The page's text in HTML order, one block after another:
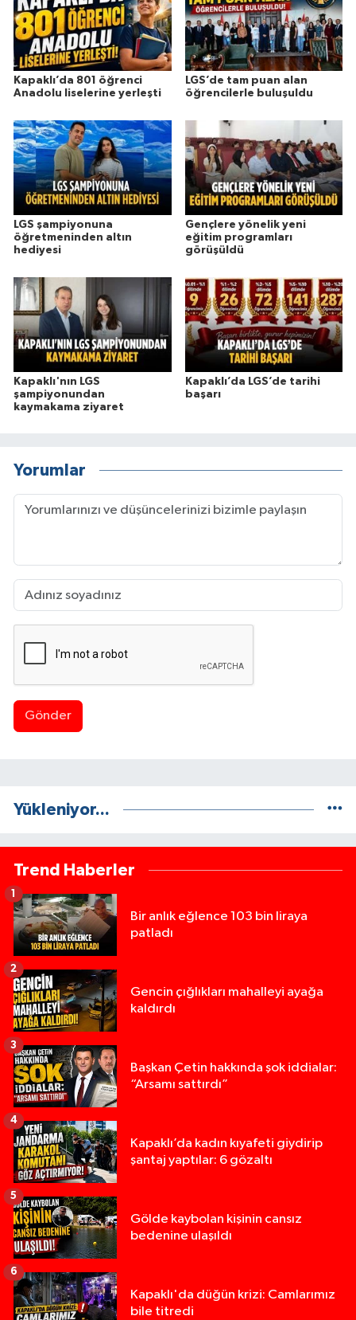
Kapaklı’da 801 öğrenci
Anadolu liselerine yerleşti
LGS’de tam puan alan
öğrencilerle buluşuldu
LGS şampiyonuna
öğretmeninden altın
hediyesi
Gençlere yönelik yeni
eğitim programları
görüşüldü
Kapaklı'nın LGS
şampiyonundan
kaymakama ziyaret
Kapaklı’da LGS’de tarihi
başarı
Yorumlar
Gönder
Yükleniyor...
Trend Haberler
Bir anlık eğlence 103 bin liraya
patladı
1
Gencin çığlıkları mahalleyi ayağa
kaldırdı
2
Başkan Çetin hakkında şok iddialar:
“Arsamı sattırdı”
3
Kapaklı’da kadın kıyafeti giydirip
şantaj yaptılar: 6 gözaltı
4
Gölde kaybolan kişinin cansız
bedenine ulaşıldı
5
Kapaklı'da düğün krizi: Camlarımız
bile titredi
6